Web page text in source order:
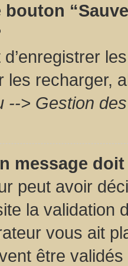
les recharger,
--> Gestion
message
peut avoir
la validation
vous ait
être